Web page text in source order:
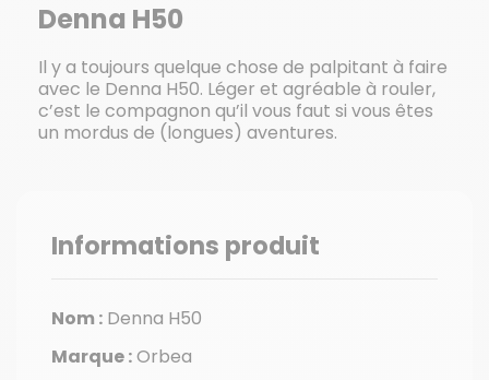
Denna H50
Il y a toujours quelque chose de palpitant à faire
avec le Denna H50. Léger et agréable à rouler,
c’est le compagnon qu’il vous faut si vous êtes
un mordus de (longues) aventures.
Informations produit
Nom : Denna H50
Marque :Orbea